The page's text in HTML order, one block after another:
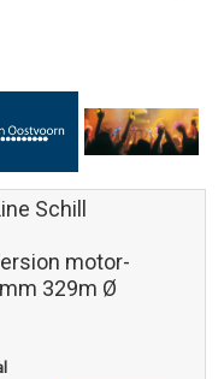
Schill
motor-
329m Ø